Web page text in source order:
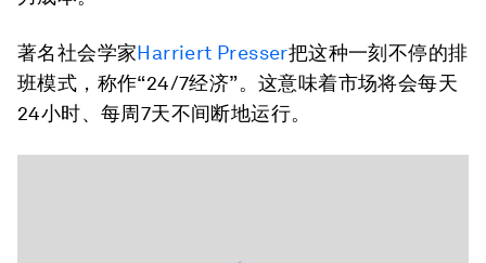
著名社会学家Harriert Presser把这种一刻不停的排
班模式，称作“24/7经济”。这意味着市场将会每天
24小时、每周7天不间断地运行。